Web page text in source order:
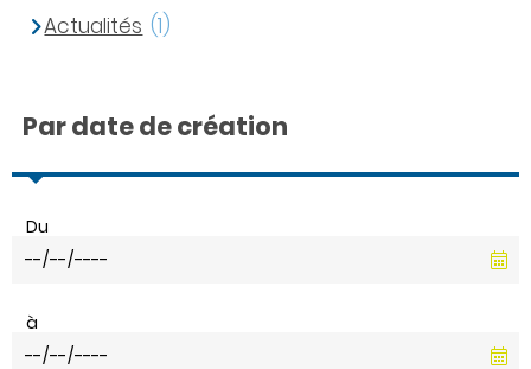
Actualités (1)
Par date de création
Du
à